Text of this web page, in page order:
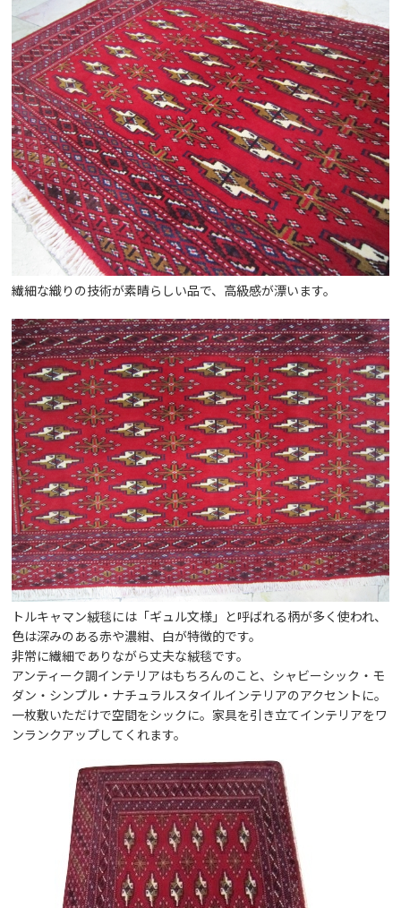
繊細な織りの技術が素晴らしい品で、高級感が漂います。
トルキャマン絨毯には「ギュル文様」と呼ばれる柄が多く使われ、
色は深みのある赤や濃紺、白が特徴的です。
非常に繊細でありながら丈夫な絨毯です。
アンティーク調インテリアはもちろんのこと、シャビーシック・モ
ダン・シンプル・ナチュラルスタイルインテリアのアクセントに。
一枚敷いただけで空間をシックに。家具を引き立てインテリアをワ
ンランクアップしてくれます。